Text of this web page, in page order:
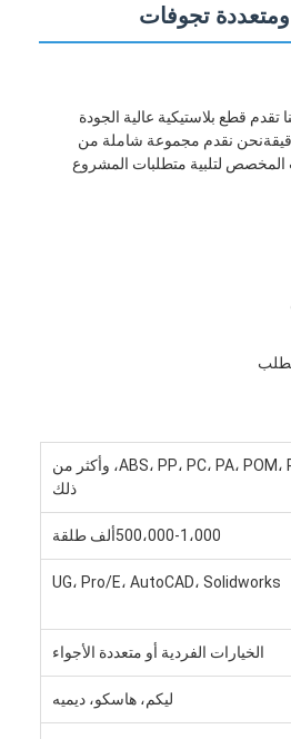
تقدم قطع بلاستيكية عالية الجودة
نقدم مجموعة شاملة من
المخصص لتلبية متطلبات المشروع
ABS، PP، PC، PA، POM، PMMA، وأكثر من
ذلك
500،000-1،000ألف طلقة
UG، Pro/E، AutoCAD، Solidworks
الخيارات الفردية أو متعددة الأجواء
ليكم، هاسكو، ديميه